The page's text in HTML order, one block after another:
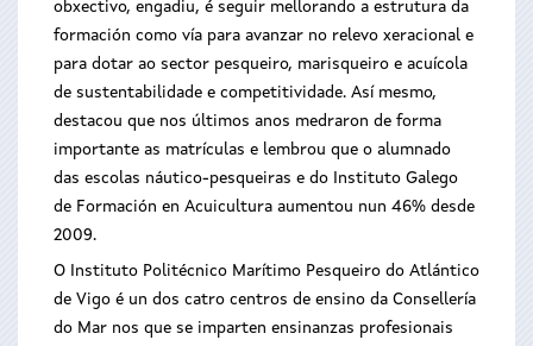
obxectivo, engadiu, é seguir mellorando a estrutura da
formación como vía para avanzar no relevo xeracional e
para dotar ao sector pesqueiro, marisqueiro e acuícola
de sustentabilidade e competitividade. Así mesmo,
destacou que nos últimos anos medraron de forma
importante as matrículas e lembrou que o alumnado
das escolas náutico-pesqueiras e do Instituto Galego
de Formación en Acuicultura aumentou nun 46% desde
2009.
O Instituto Politécnico Marítimo Pesqueiro do Atlántico
de Vigo é un dos catro centros de ensino da Consellería
do Mar nos que se imparten ensinanzas profesionais